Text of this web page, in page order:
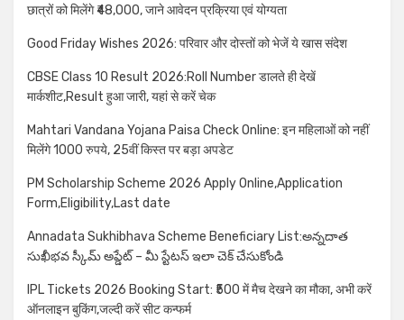
छात्रों को मिलेंगे ₹48,000, जाने आवेदन प्रक्रिया एवं योग्यता
Good Friday Wishes 2026: परिवार और दोस्तों को भेजें ये खास संदेश
CBSE Class 10 Result 2026:Roll Number डालते ही देखें
मार्कशीट,Result हुआ जारी, यहां से करें चेक
Mahtari Vandana Yojana Paisa Check Online: इन महिलाओं को नहीं
मिलेंगे 1000 रुपये, 25वीं किस्त पर बड़ा अपडेट
PM Scholarship Scheme 2026 Apply Online,Application
Form,Eligibility,Last date
Annadata Sukhibhava Scheme Beneficiary List:అన్నదాత
సుఖీభవ స్కీమ్ అప్డేట్ – మీ స్టేటస్ ఇలా చెక్ చేసుకోండి
IPL Tickets 2026 Booking Start: ₹500 में मैच देखने का मौका, अभी करें
ऑनलाइन बुकिंग,जल्दी करें सीट कन्फर्म